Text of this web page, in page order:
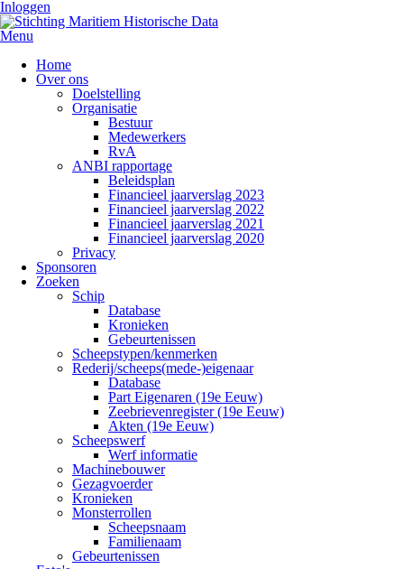
Inloggen
Menu
Home
Over ons
Doelstelling
Organisatie
Bestuur
Medewerkers
RvA
ANBI rapportage
Beleidsplan
Financieel jaarverslag 2023
Financieel jaarverslag 2022
Financieel jaarverslag 2021
Financieel jaarverslag 2020
Privacy
Sponsoren
Zoeken
Schip
Database
Kronieken
Gebeurtenissen
Scheepstypen/kenmerken
Rederij/scheeps(mede-)eigenaar
Database
Part Eigenaren (19e Eeuw)
Zeebrievenregister (19e Eeuw)
Akten (19e Eeuw)
Scheepswerf
Werf informatie
Machinebouwer
Gezagvoerder
Kronieken
Monsterrollen
Scheepsnaam
Familienaam
Gebeurtenissen